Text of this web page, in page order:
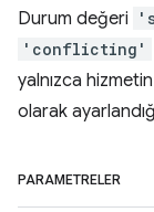
Durum değeri
'conflicting'
yalnızca
olarak
PARAMETRELER